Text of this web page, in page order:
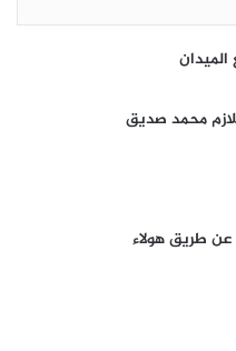
محمد صديق
عن طريق هولاء